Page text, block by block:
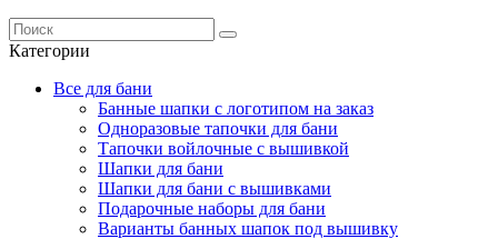
Категории
Все для бани
Банные шапки с логотипом на заказ
Одноразовые тапочки для бани
Тапочки войлочные с вышивкой
Шапки для бани
Шапки для бани с вышивками
Подарочные наборы для бани
Варианты банных шапок под вышивку